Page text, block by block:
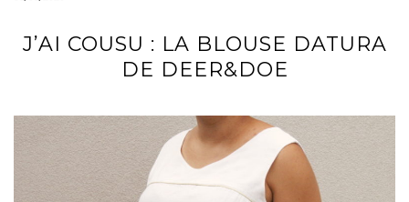
J’AI COUSU : LA BLOUSE DATURA
DE DEER&DOE